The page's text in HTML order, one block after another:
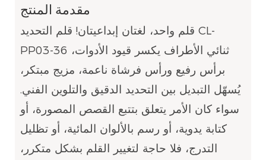
مقدمة المنتج
قلم واحد، لغتان إبداعيتان! قلم التحديد CL-
PP03-36 ثنائي الأطراف يكسر قيود الأدوات،
برأس رفيع ورأس فرشاة ناعمة، مزيج مبتكر،
يُسهّل التبديل بين التحديد الدقيق والتلوين الفني.
سواء كان الأمر يتعلق بتتبع القصص المصورة، أو
كتابة يدوية، أو رسم بالألوان المائية، أو تظليل
التدرج، فلا حاجة لتغيير القلم بشكل متكرر،